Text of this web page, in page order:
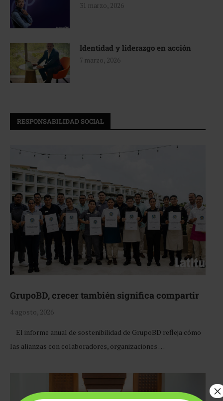
31 marzo, 2026
Identidad y liderazgo en acción
7 marzo, 2026
RESPONSABILIDAD SOCIAL
GrupoBD, crecer también significa compartir
4 agosto, 2026
El informe anual de sostenibilidad de GrupoBD refleja cómo
las alianzas con colaboradores, organizaciones …
×